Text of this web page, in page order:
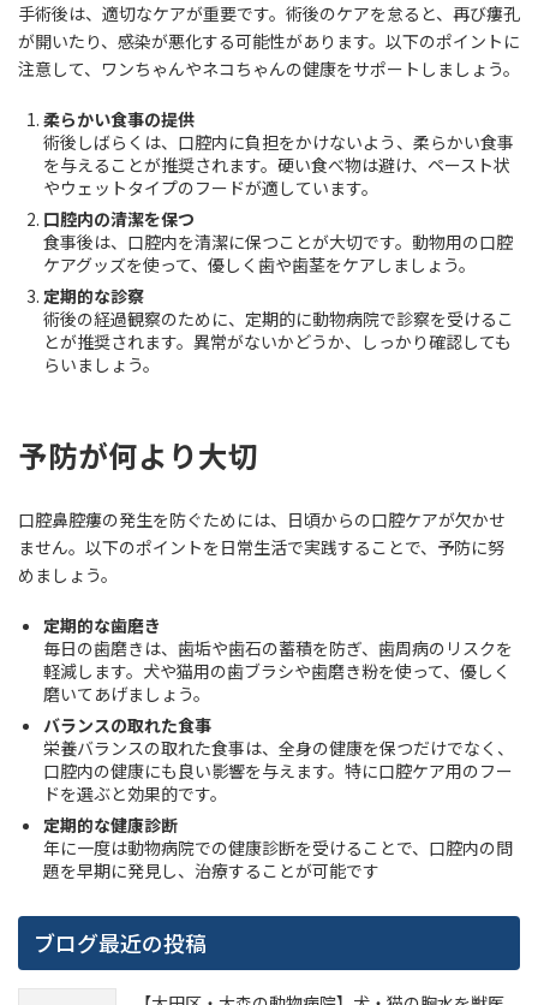
手術後は、適切なケアが重要です。術後のケアを怠ると、再び瘻孔
が開いたり、感染が悪化する可能性があります。以下のポイントに
注意して、ワンちゃんやネコちゃんの健康をサポートしましょう。
柔らかい食事の提供
術後しばらくは、口腔内に負担をかけないよう、柔らかい食事
を与えることが推奨されます。硬い食べ物は避け、ペースト状
やウェットタイプのフードが適しています。
口腔内の清潔を保つ
食事後は、口腔内を清潔に保つことが大切です。動物用の口腔
ケアグッズを使って、優しく歯や歯茎をケアしましょう。
定期的な診察
術後の経過観察のために、定期的に動物病院で診察を受けるこ
とが推奨されます。異常がないかどうか、しっかり確認しても
らいましょう。
予防が何より大切
口腔鼻腔瘻の発生を防ぐためには、日頃からの口腔ケアが欠かせ
ません。以下のポイントを日常生活で実践することで、予防に努
めましょう。
定期的な歯磨き
毎日の歯磨きは、歯垢や歯石の蓄積を防ぎ、歯周病のリスクを
軽減します。犬や猫用の歯ブラシや歯磨き粉を使って、優しく
磨いてあげましょう。
バランスの取れた食事
栄養バランスの取れた食事は、全身の健康を保つだけでなく、
口腔内の健康にも良い影響を与えます。特に口腔ケア用のフー
ドを選ぶと効果的です。
定期的な健康診断
年に一度は動物病院での健康診断を受けることで、口腔内の問
題を早期に発見し、治療することが可能です
ブログ最近の投稿